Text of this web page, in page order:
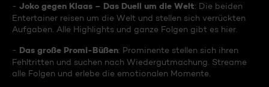
- Joko gegen Klaas – Das Duell um die Welt: Die beiden
Entertainer reisen um die Welt und stellen sich verrückten
Aufgaben. Alle Highlights und ganze Folgen gibt es hier.
- Das große Promi-Büßen: Prominente stellen sich ihren
Fehltritten und suchen nach Wiedergutmachung. Streame
alle Folgen und erlebe die emotionalen Momente.